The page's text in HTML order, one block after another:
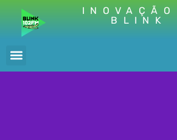
INOVAÇÃO
BLINK